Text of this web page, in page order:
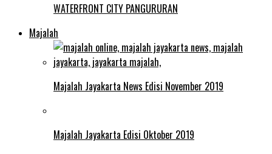
WATERFRONT CITY PANGURURAN
Majalah
Majalah Jayakarta News Edisi November 2019
Majalah Jayakarta Edisi Oktober 2019